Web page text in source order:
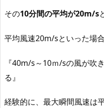
その10分間の平均が20m/s
平均風速20m/sといった場合
『40m/s～10ｍ/sの風が吹
る』
経験的に、最大瞬間風速は